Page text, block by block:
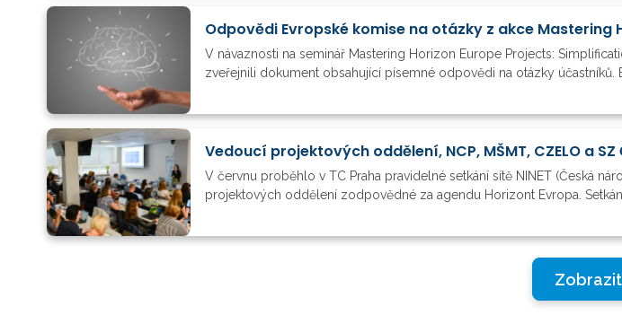
V návaznosti na seminář Mastering Horizon Europe Projects:
zveřejnili dokument obsahující písemné odpovědi na otázky účastníků.
V červnu proběhlo v TC Praha pravidelné setkání sítě NINET (Česká
projektových oddělení zodpovědné za agendu Horizont Evropa.